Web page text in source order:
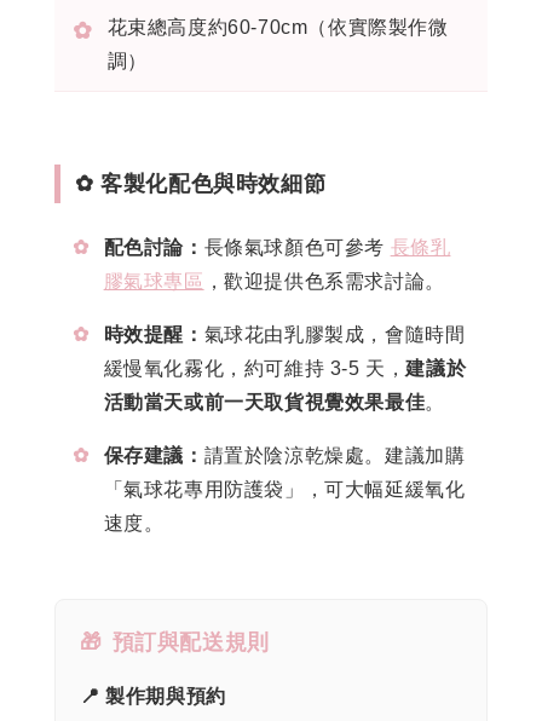
✿
花束總高度約60-70cm（依實際製作微
調）
✿ 客製化配色與時效細節
✿ 配色討論： 長條氣球顏色可參考 長條乳
膠氣球專區 ，歡迎提供色系需求討論。
✿ 時效提醒： 氣球花由乳膠製成，會隨時間
緩慢氧化霧化，約可維持 3-5 天，建議於
活動當天或前一天取貨視覺效果最佳。
✿ 保存建議： 請置於陰涼乾燥處。建議加購
「氣球花專用防護袋」，可大幅延緩氧化
速度。
🎁 預訂與配送規則
📍 製作期與預約